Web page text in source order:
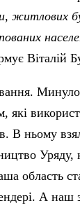
житлових
Віталій
які
В ньому
область
А наш